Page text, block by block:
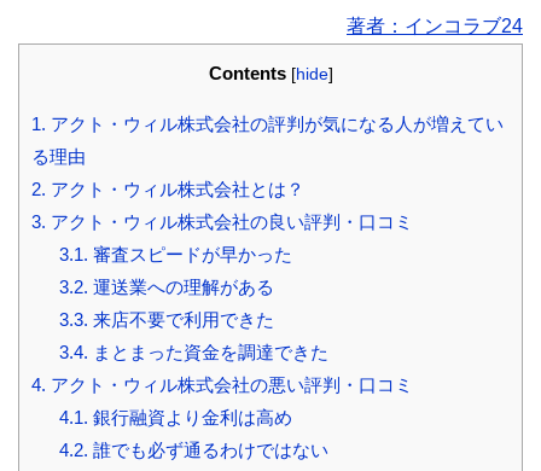
著者：インコラブ24
Contents [hide]
1. アクト・ウィル株式会社の評判が気になる人が増えてい
る理由
2. アクト・ウィル株式会社とは？
3. アクト・ウィル株式会社の良い評判・口コミ
3.1. 審査スピードが早かった
3.2. 運送業への理解がある
3.3. 来店不要で利用できた
3.4. まとまった資金を調達できた
4. アクト・ウィル株式会社の悪い評判・口コミ
4.1. 銀行融資より金利は高め
4.2. 誰でも必ず通るわけではない